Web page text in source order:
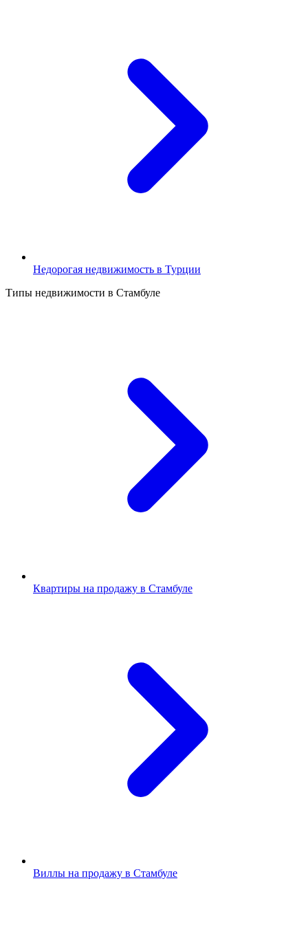
Недорогая недвижимость в Турции
Типы недвижимости в Стамбуле
Квартиры на продажу в Стамбуле
Виллы на продажу в Стамбуле